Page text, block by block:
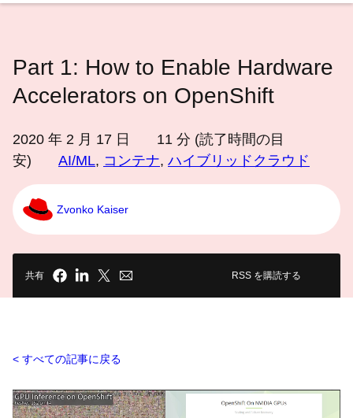
て
さ
Part 1: How to Enable Hardware
Accelerators on OpenShift
2020 年 2 月 17 日 11 分 (読了時間の目
安)
AI/ML, コンテナ, ハイブリッドクラウド
Zvonko Kaiser
共有 RSS を購読する
すべての記事に戻る